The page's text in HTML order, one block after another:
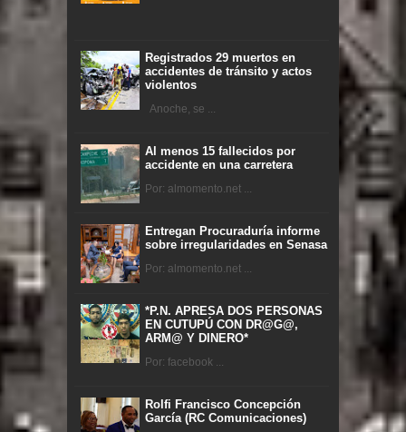
Registrados 29 muertos en
accidentes de tránsito y actos
violentos
Anoche, se ...
Al menos 15 fallecidos por
accidente en una carretera
Por: almomento.net ...
Entregan Procuraduría informe
sobre irregularidades en Senasa
Por: almomento.net ...
*P.N. APRESA DOS PERSONAS
EN CUTUPÚ CON DR@G@,
ARM@ Y DINERO*
Por: facebook ...
Rolfi Francisco Concepción
García (RC Comunicaciones)